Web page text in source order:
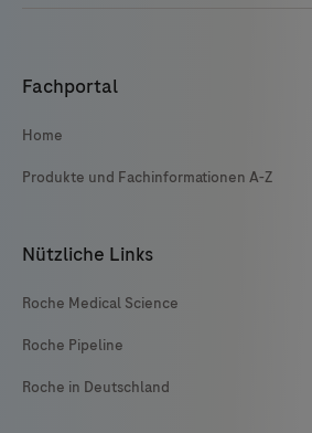
Fachportal
Home
Produkte und Fachinformationen A-Z
Nützliche Links
Roche Medical Science
Roche Pipeline
Roche in Deutschland